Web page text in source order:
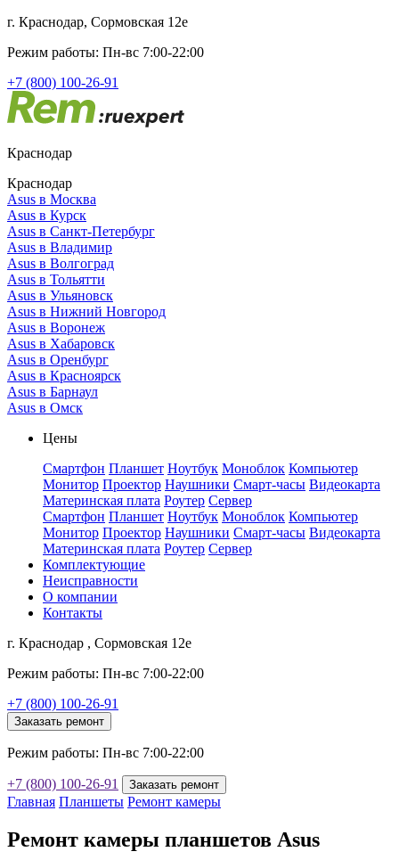
г. Краснодар, Сормовская 12е
Режим работы: Пн-вс 7:00-22:00
+7 (800) 100-26-91
Краснодар
Краснодар
Asus в Москва
Asus в Курск
Asus в Санкт-Петербург
Asus в Владимир
Asus в Волгоград
Asus в Тольятти
Asus в Ульяновск
Asus в Нижний Новгород
Asus в Воронеж
Asus в Хабаровск
Asus в Оренбург
Asus в Красноярск
Asus в Барнаул
Asus в Омск
Цены
Смартфон Планшет Ноутбук Моноблок Компьютер
Монитор Проектор Наушники Смарт-часы Видеокарта
Материнская плата Роутер Сервер
Смартфон Планшет Ноутбук Моноблок Компьютер
Монитор Проектор Наушники Смарт-часы Видеокарта
Материнская плата Роутер Сервер
Комплектующие
Неисправности
О компании
Контакты
г. Краснодар , Сормовская 12е
Режим работы: Пн-вс 7:00-22:00
+7 (800) 100-26-91
Заказать ремонт
Режим работы: Пн-вс 7:00-22:00
+7 (800) 100-26-91 Заказать ремонт
Главная Планшеты Ремонт камеры
Ремонт камеры планшетов Asus